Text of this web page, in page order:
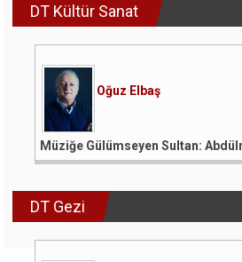
DT Kültür Sanat
Oğuz Elbaş
Müziğe Gülümseyen Sultan:
DT Gezi